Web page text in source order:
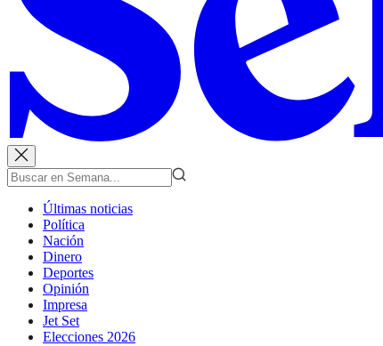
Últimas noticias
Política
Nación
Dinero
Deportes
Opinión
Impresa
Jet Set
Elecciones 2026